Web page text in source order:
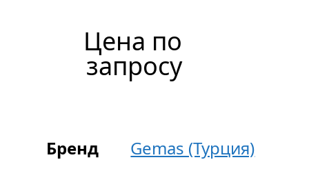
Цена по
запросу
Бренд Gemas (Турция)